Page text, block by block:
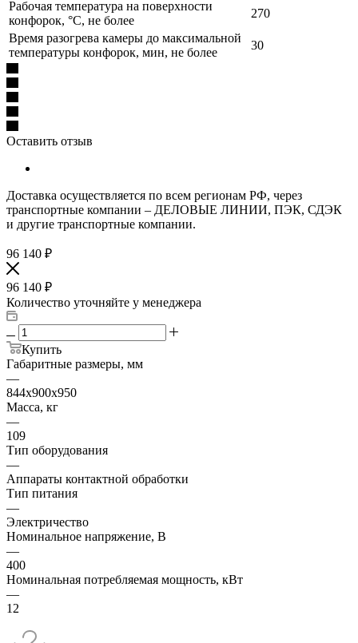
Рабочая температура на поверхности
конфорок, °C, не более
270
Время разогрева камеры до максимальной
температуры конфорок, мин, не более
30
Оставить отзыв
Доставка осуществляется по всем регионам РФ, через
транспортные компании – ДЕЛОВЫЕ ЛИНИИ, ПЭК, СДЭК
и другие транспортные компании.
96 140 ₽
96 140 ₽
Количество уточняйте у менеджера
Купить
Габаритные размеры, мм
—
844x900х950
Масса, кг
—
109
Тип оборудования
—
Аппараты контактной обработки
Тип питания
—
Электричество
Номинальное напряжение, В
—
400
Номинальная потребляемая мощность, кВт
—
12